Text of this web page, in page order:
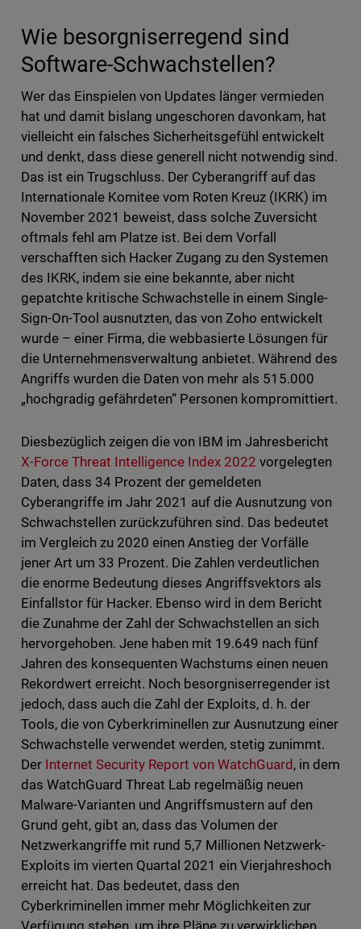
Wie besorgniserregend sind
Software-Schwachstellen?
Wer das Einspielen von Updates länger vermieden
hat und damit bislang ungeschoren davonkam, hat
vielleicht ein falsches Sicherheitsgefühl entwickelt
und denkt, dass diese generell nicht notwendig sind.
Das ist ein Trugschluss. Der Cyberangriff auf das
Internationale Komitee vom Roten Kreuz (IKRK) im
November 2021 beweist, dass solche Zuversicht
oftmals fehl am Platze ist. Bei dem Vorfall
verschafften sich Hacker Zugang zu den Systemen
des IKRK, indem sie eine bekannte, aber nicht
gepatchte kritische Schwachstelle in einem Single-
Sign-On-Tool ausnutzten, das von Zoho entwickelt
wurde – einer Firma, die webbasierte Lösungen für
die Unternehmensverwaltung anbietet. Während des
Angriffs wurden die Daten von mehr als 515.000
„hochgradig gefährdeten“ Personen kompromittiert.
Diesbezüglich zeigen die von IBM im Jahresbericht
X-Force Threat Intelligence Index 2022 vorgelegten
Daten, dass 34 Prozent der gemeldeten
Cyberangriffe im Jahr 2021 auf die Ausnutzung von
Schwachstellen zurückzuführen sind. Das bedeutet
im Vergleich zu 2020 einen Anstieg der Vorfälle
jener Art um 33 Prozent. Die Zahlen verdeutlichen
die enorme Bedeutung dieses Angriffsvektors als
Einfallstor für Hacker. Ebenso wird in dem Bericht
die Zunahme der Zahl der Schwachstellen an sich
hervorgehoben. Jene haben mit 19.649 nach fünf
Jahren des konsequenten Wachstums einen neuen
Rekordwert erreicht. Noch besorgniserregender ist
jedoch, dass auch die Zahl der Exploits, d. h. der
Tools, die von Cyberkriminellen zur Ausnutzung einer
Schwachstelle verwendet werden, stetig zunimmt.
Der Internet Security Report von WatchGuard , in dem
das WatchGuard Threat Lab regelmäßig neuen
Malware-Varianten und Angriffsmustern auf den
Grund geht, gibt an, dass das Volumen der
Netzwerkangriffe mit rund 5,7 Millionen Netzwerk-
Exploits im vierten Quartal 2021 ein Vierjahreshoch
erreicht hat. Das bedeutet, dass den
Cyberkriminellen immer mehr Möglichkeiten zur